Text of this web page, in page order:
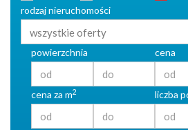
rodzaj nieruchomości
wszystkie oferty
powierzchnia cena
cena za m2 liczba